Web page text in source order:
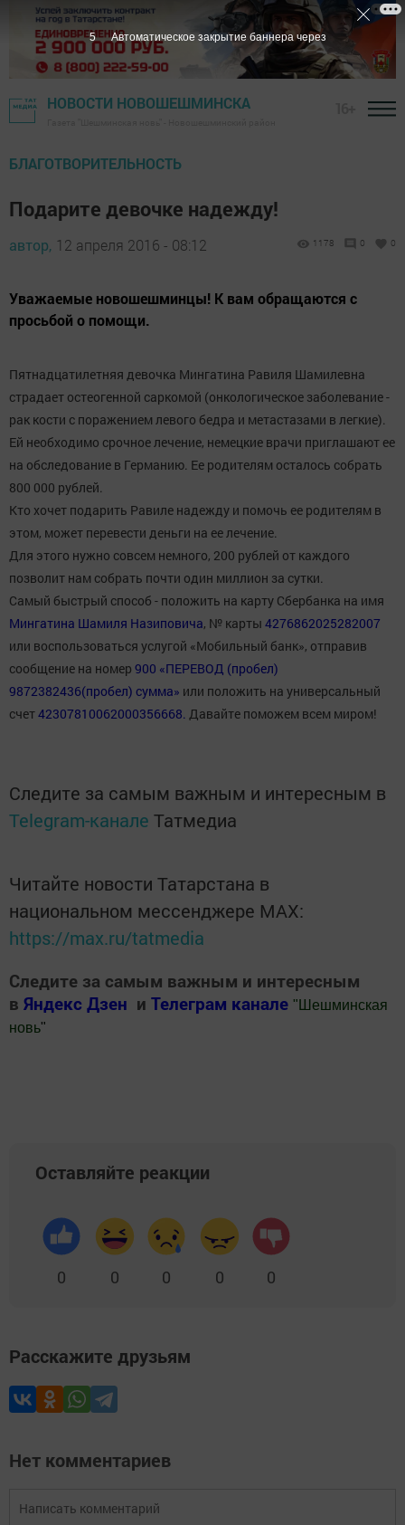
НОВОСТИ НОВОШЕШМИНСКА
БЛАГОТВОРИТЕЛЬНОСТЬ
Подарите девочке надежду!
автор, 12 апреля 2016 - 08:12 1178 0 0
Уважаемые новошешминцы! К вам обращаются с
просьбой о помощи.
Пятнадцатилетняя девочка Мингатина Равиля Шамилевна
страдает остеогенной саркомой (онкологическое заболевание -
рак кости с поражением левого бедра и метастазами в легкие).
Ей необходимо срочное лечение, немецкие врачи приглашают ее
на обследование в Германию. Ее родителям осталось собрать
800 000 рублей.
Кто хочет подарить Равиле надежду и помочь ее родителям в
этом, может перевести деньги на ее лечение.
Для этого нужно совсем немного, 200 рублей от каждого
позволит нам собрать почти один миллион за сутки.
Самый быстрый способ - положить на карту Сбербанка на имя
Мингатина Шамиля Назиповича, № карты 4276862025282007
или воспользоваться услугой «Мобильный банк», отправив
сообщение на номер 900 «ПЕРЕВОД (пробел)
9872382436(пробел) сумма» или положить на универсальный
счет42307810062000356668. Давайте поможем всем миром!
Следите за самым важным и интересным в
Telegram-канале Татмедиа
Читайте новости Татарстана в
национальном мессенджере MАХ:
https://max.ru/tatmedia
Следите за самым важным и интересным
в Яндекс Дзен и Телеграм канале " Шешминская
новь"
Оставляйте реакции
0 0 0 0 0
Расскажите друзьям
Нет комментариев
4 Автоматическое закрытие баннера через